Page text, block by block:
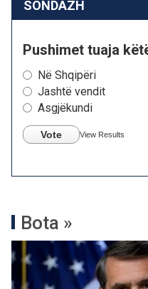
SONDAZH
Pushimet tuaja
Në Shqipëri
Jashtë vendit
Asgjëkundi
Vote View Results
Bota »